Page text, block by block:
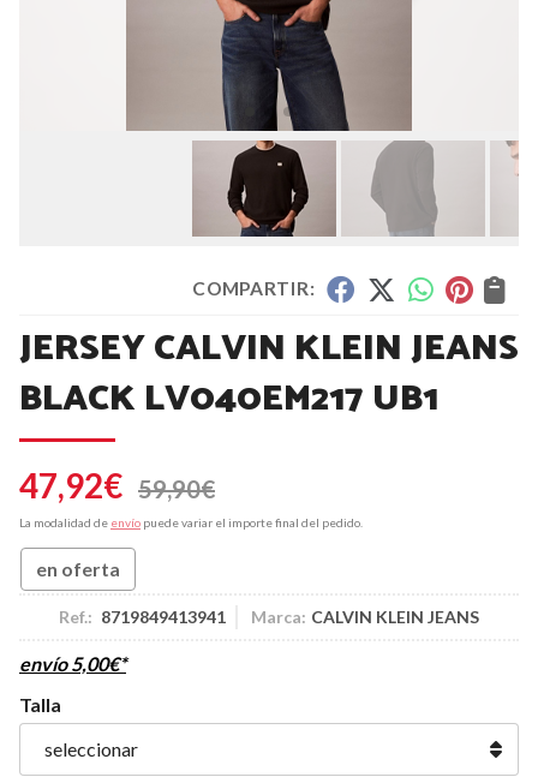
COMPARTIR:
JERSEY CALVIN KLEIN JEANS
BLACK LV040EM217 UB1
47,92€ 59,90€
La modalidad de envío puede variar el importe final del pedido.
en oferta
Ref.: 8719849413941 Marca: CALVIN KLEIN JEANS
envío 5,00€*
Talla